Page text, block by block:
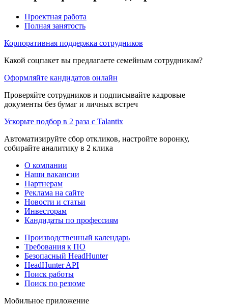
Проектная работа
Полная занятость
Корпоративная поддержка сотрудников
Какой соцпакет вы предлагаете семейным сотрудникам?
Оформляйте кандидатов онлайн
Проверяйте сотрудников и подписывайте кадровые
документы без бумаг и личных встреч
Ускорьте подбор в 2 раза с Talantix
Автоматизируйте сбор откликов, настройте воронку,
собирайте аналитику в 2 клика
О компании
Наши вакансии
Партнерам
Реклама на сайте
Новости и статьи
Инвесторам
Кандидаты по профессиям
Производственный календарь
Требования к ПО
Безопасный HeadHunter
HeadHunter API
Поиск работы
Поиск по резюме
Мобильное приложение